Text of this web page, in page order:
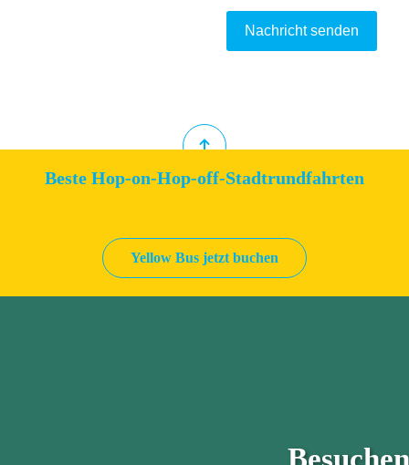
Nachricht senden
Beste Hop-on-Hop-off-Stadtrundfahrten
Yellow Bus jetzt buchen